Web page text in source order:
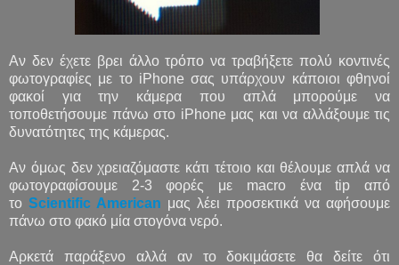
Αν δεν έχετε βρει άλλο τρόπο να τραβήξετε πολύ κοντινές
φωτογραφίες με το iPhone σας υπάρχουν κάποιοι φθηνοί
φακοί για την κάμερα που απλά μπορούμε να
τοποθετήσουμε πάνω στο iPhone μας και να αλλάξουμε τις
δυνατότητες της κάμερας.
Αν όμως δεν χρειαζόμαστε κάτι τέτοιο και θέλουμε απλά να
φωτογραφίσουμε 2-3 φορές με macro ένα tip από
το Scientific American μας λέει προσεκτικά να αφήσουμε
πάνω στο φακό μία στογόνα νερό.
Αρκετά παράξενο αλλά αν το δοκιμάσετε θα δείτε ότι